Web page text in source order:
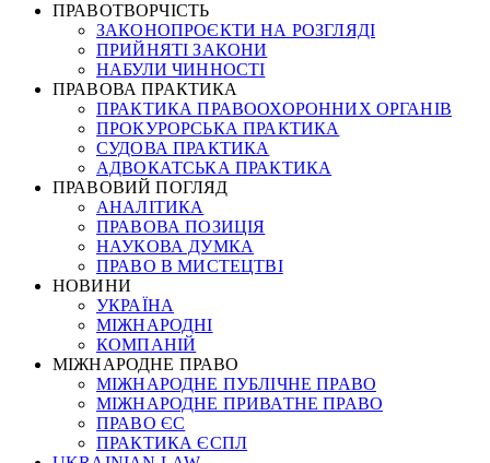
ПРАВОТВОРЧІСТЬ
ЗАКОНОПРОЄКТИ НА РОЗГЛЯДІ
ПРИЙНЯТІ ЗАКОНИ
НАБУЛИ ЧИННОСТІ
ПРАВОВА ПРАКТИКА
ПРАКТИКА ПРАВООХОРОННИХ ОРГАНІВ
ПРОКУРОРСЬКА ПРАКТИКА
СУДОВА ПРАКТИКА
АДВОКАТСЬКА ПРАКТИКА
ПРАВОВИЙ ПОГЛЯД
АНАЛІТИКА
ПРАВОВА ПОЗИЦІЯ
НАУКОВА ДУМКА
ПРАВО В МИСТЕЦТВІ
НОВИНИ
УКРАЇНА
МІЖНАРОДНІ
КОМПАНІЙ
МІЖНАРОДНЕ ПРАВО
МІЖНАРОДНЕ ПУБЛІЧНЕ ПРАВО
МІЖНАРОДНЕ ПРИВАТНЕ ПРАВО
ПРАВО ЄС
ПРАКТИКА ЄСПЛ